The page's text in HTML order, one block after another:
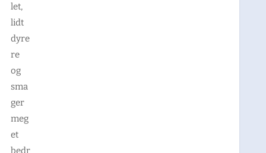
let,
lidt
dyre
re
og
sma
ger
meg
et
bedr